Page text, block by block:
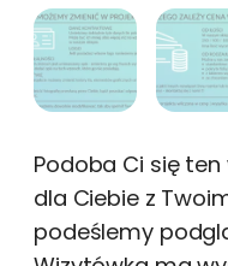
Podoba Ci się
dla Ciebie z
podeślemy